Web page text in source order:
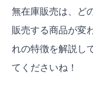
無在庫販売は、ど
販売する商品が変
れの特徴を解説し
てくださいね！